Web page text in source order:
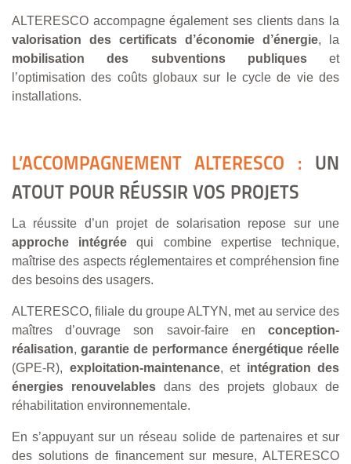
ALTERESCO accompagne également ses clients dans la
valorisation des certificats d’économie d’énergie, la
mobilisation des subventions publiqueset
l’optimisation des coûts globaux sur le cycle de vie des
installations.
L’ACCOMPAGNEMENT ALTERESCO : UN
ATOUT POUR RÉUSSIR VOS PROJETS
La réussite d’un projet de solarisation repose sur une
approche intégrée qui combine expertise technique,
maîtrise des aspects réglementaires et compréhension fine
des besoins des usagers.
ALTERESCO, filiale du groupe ALTYN, met au service des
maîtres d’ouvrage son savoir-faire en conception-
réalisation, garantie de performance énergétique réelle
(GPE-R), exploitation-maintenance, et intégration des
énergies renouvelables dans des projets globaux de
réhabilitation environnementale.
En s’appuyant sur un réseau solide de partenaires et sur
des solutions de financement sur mesure, ALTERESCO